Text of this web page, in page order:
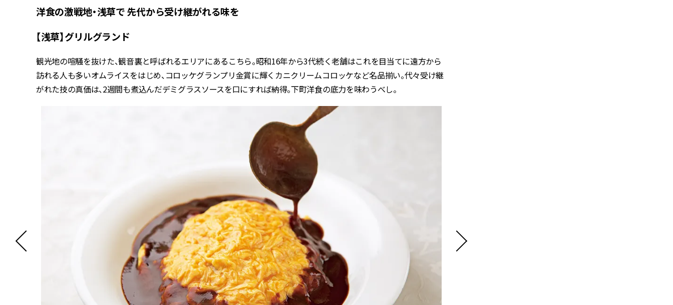
洋食の激戦地・浅草で 先代から受け継がれる味を
【浅草】グリルグランド
観光地の喧騒を抜けた、観音裏と呼ばれるエリアにあるこちら。昭和16年から3代続く老舗はこれを目当てに遠方から
訪れる人も多いオムライスをはじめ、コロッケグランプリ金賞に輝くカニクリームコロッケなど名品揃い。代々受け継
がれた技の真価は、2週間も煮込んだデミグラスソースを口にすれば納得。下町洋食の底力を味わうべし。